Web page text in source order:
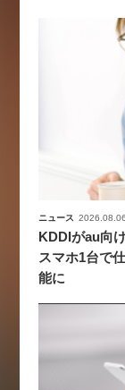
ニュース 2026.08.06
KDDIがau向
スマホ1台で
能に